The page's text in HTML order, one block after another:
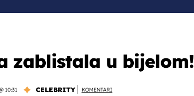
zablistala u bijelom!
10:31 CELEBRITY KOMENTARI